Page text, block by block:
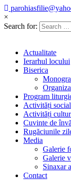
×
Search for:
Actualitate
Ierarhul locului
Biserica
Program
Activități
Activități
Cuvinte de
Rugăciunile
Media
Galerie
Galerie
Sinaxar
Contact